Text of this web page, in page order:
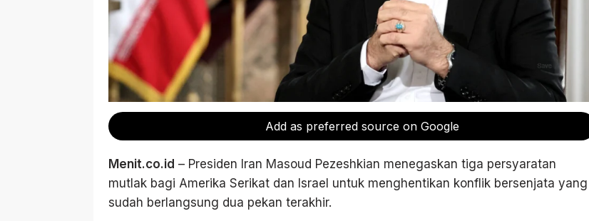
Add as preferred source on Google
Menit.co.id – Presiden Iran Masoud Pezeshkian menegaskan tiga persyaratan
mutlak bagi Amerika Serikat dan Israel untuk menghentikan konflik bersenjata yang
sudah berlangsung dua pekan terakhir.